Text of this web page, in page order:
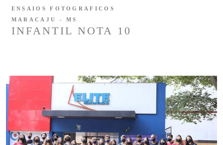
INFANTIL NOTA 10
ENSAIOS FOTOGRAFICOS
MARACAJU - MS